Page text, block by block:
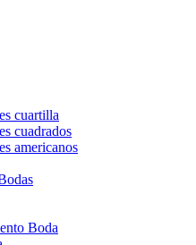
cuartilla
cuadrados
americanos
Boda